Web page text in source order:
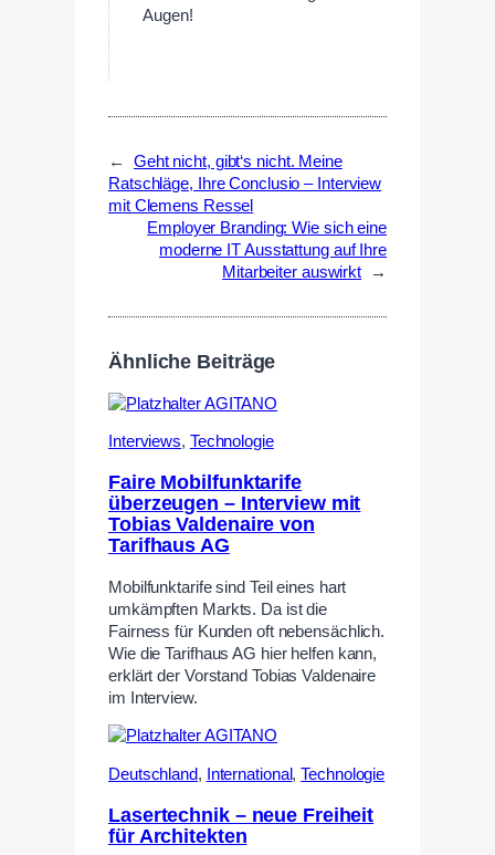
Augen!
←
Geht nicht, gibt‘s nicht. Meine
Ratschläge, Ihre Conclusio – Interview
mit Clemens Ressel
Employer Branding: Wie sich eine
moderne IT Ausstattung auf Ihre
Mitarbeiter auswirkt
→
Ähnliche Beiträge
Interviews, Technologie
Faire Mobilfunktarife
überzeugen – Interview mit
Tobias Valdenaire von
Tarifhaus AG
Mobilfunktarife sind Teil eines hart
umkämpften Markts. Da ist die
Fairness für Kunden oft nebensächlich.
Wie die Tarifhaus AG hier helfen kann,
erklärt der Vorstand Tobias Valdenaire
im Interview.
Deutschland, International,Technologie
Lasertechnik – neue Freiheit
für Architekten